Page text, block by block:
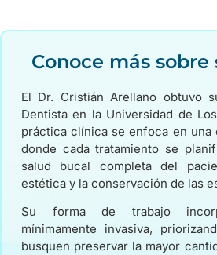
Conoce más
El Dr. Cristián Arellano obtuvo
Dentista en la Universidad de
práctica clínica se enfoca en una
donde cada tratamiento se
salud bucal completa del
estética y la conservación de las
Su forma de trabajo
mínimamente invasiva,
busquen preservar la mayor